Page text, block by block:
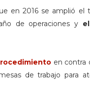
en 2016 se amplió el
de operaciones y
en contra
de trabajo para